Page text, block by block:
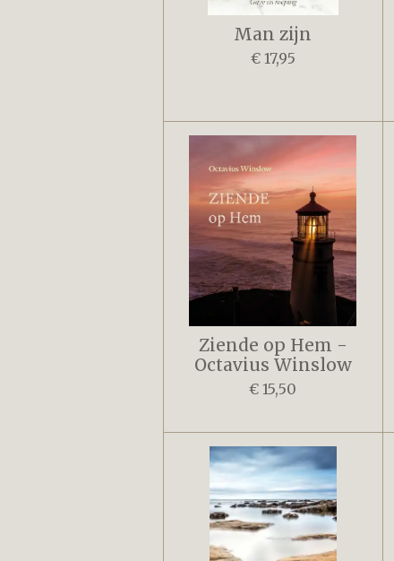
Man zijn
€ 17,95
Ziende op Hem -
Octavius Winslow
€ 15,50